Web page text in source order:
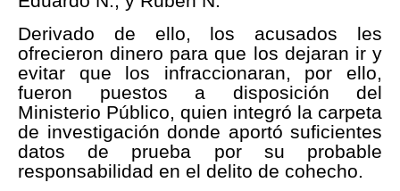
Derivado de ello, los acusados les
ofrecieron dinero para que los dejaran ir y
evitar que los infraccionaran, por ello,
fueron puestos a disposición del
Ministerio Público, quien integró la carpeta
de investigación donde aportó suficientes
datos de prueba por su probable
responsabilidad en el delito de cohecho.